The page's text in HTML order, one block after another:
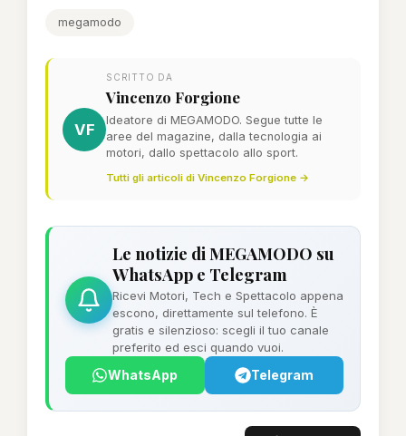
megamodo
VF
SCRITTO DA
Vincenzo Forgione
Ideatore di MEGAMODO. Segue tutte le
aree del magazine, dalla tecnologia ai
motori, dallo spettacolo allo sport.
Tutti gli articoli di Vincenzo Forgione →
Le notizie di MEGAMODO su
WhatsApp e Telegram
Ricevi Motori, Tech e Spettacolo appena
escono, direttamente sul telefono. È
gratis e silenzioso: scegli il tuo canale
preferito ed esci quando vuoi.
WhatsApp Telegram